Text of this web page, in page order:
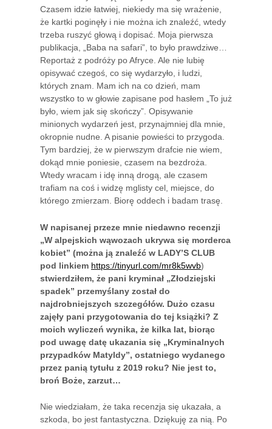
Czasem idzie łatwiej, niekiedy ma się wrażenie,
że kartki poginęły i nie można ich znaleźć, wtedy
trzeba ruszyć głową i dopisać. Moja pierwsza
publikacja, „Baba na safari”, to było prawdziwe…
Reportaż z podróży po Afryce. Ale nie lubię
opisywać czegoś, co się wydarzyło, i ludzi,
których znam. Mam ich na co dzień, mam
wszystko to w głowie zapisane pod hasłem „To już
było, wiem jak się skończy”. Opisywanie
minionych wydarzeń jest, przynajmniej dla mnie,
okropnie nudne. A pisanie powieści to przygoda.
Tym bardziej, że w pierwszym drafcie nie wiem,
dokąd mnie poniesie, czasem na bezdroża.
Wtedy wracam i idę inną drogą, ale czasem
trafiam na coś i widzę mglisty cel, miejsce, do
którego zmierzam. Biorę oddech i badam trasę.
W napisanej przeze mnie niedawno recenzji
„W alpejskich wąwozach ukrywa się morderca
kobiet” (można ją znaleźć w LADY’S CLUB
pod linkiem https://tinyurl.com/mr8k5wvb)
stwierdziłem, że pani kryminał „Złodziejski
spadek” przemyślany został do
najdrobniejszych szczegółów. Dużo czasu
zajęły pani przygotowania do tej książki? Z
moich wyliczeń wynika, że kilka lat, biorąc
pod uwagę datę ukazania się „Kryminalnych
przypadków Matyldy”, ostatniego wydanego
przez panią tytułu z 2019 roku? Nie jest to,
broń Boże, zarzut…
Nie wiedziałam, że taka recenzja się ukazała, a
szkoda, bo jest fantastyczna. Dziękuję za nią. Po